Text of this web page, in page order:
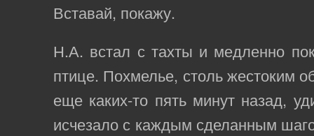
Вставай, покажу.
Н.А. встал с тахты и медленно
птице. Похмелье, столь жестоким
еще каких-то пять минут назад,
исчезало с каждым сделанным